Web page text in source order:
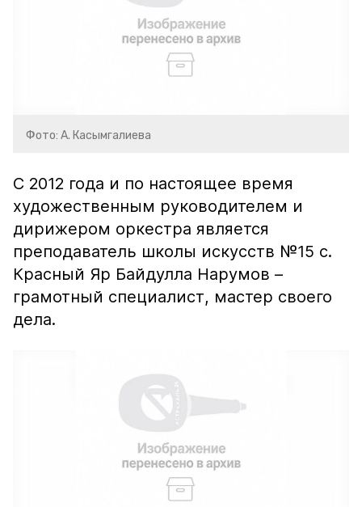
Фото: А. Касымгалиева
С 2012 года и по настоящее время
художественным руководителем и
дирижером оркестра является
преподаватель школы искусств №15 с.
Красный Яр Байдулла Нарумов –
грамотный специалист, мастер своего
дела.